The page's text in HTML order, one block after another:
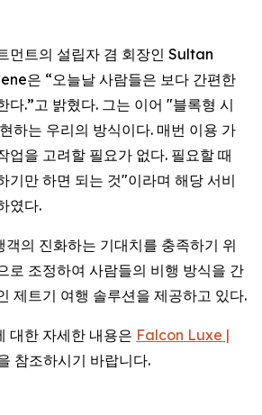
먼트의 설립자 겸 회장인 Sultan
은 “오늘날 사람들은 보다 간편한
다.”고 밝혔다. 그는 이어 "블록형 시
하는 우리의 방식이다. 매번 이용 가
업을 고려할 필요가 없다. 필요할 때
기만 하면 되는 것"이라며 해당 서비
였다.
의 진화하는 기대치를 충족하기 위
로 조정하여 사람들의 비행 방식을 간
제트기 여행 솔루션을 제공하고 있다.
대한 자세한 내용은 Falcon Luxe |
참조하시기 바랍니다.